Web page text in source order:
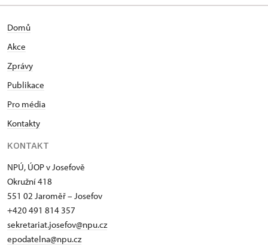
Domů
Akce
Zprávy
Publikace
Pro média
Kontakty
KONTAKT
NPÚ, ÚOP v Josefově
Okružní 418
551 02 Jaroměř – Josefov
+420 491 814 357
sekretariat.josefov@npu.cz
epodatelna@npu.cz